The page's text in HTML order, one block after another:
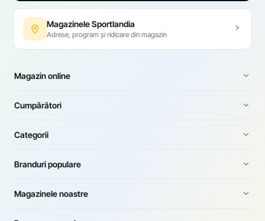
Magazinele Sportlandia
Adrese, program și ridicare din magazin
Magazin online
Cumpărători
Categorii
Branduri populare
Magazinele noastre